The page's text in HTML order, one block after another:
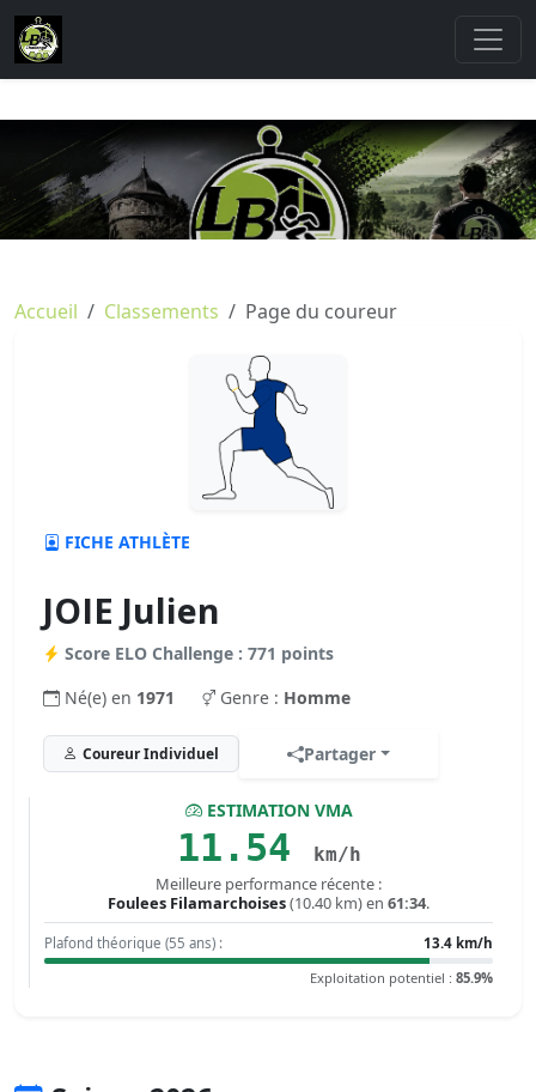
Accueil Classements Page du coureur
FICHE ATHLÈTE
JOIE Julien
Score ELO Challenge : 771 points
Né(e) en 1971 Genre : Homme
Coureur Individuel Partager
ESTIMATION VMA
11.54 km/h
Meilleure performance récente :
Foulees Filamarchoises(10.40 km) en 61:34.
Plafond théorique (55 ans) :
13.4 km/h
Exploitation potentiel : 85.9%